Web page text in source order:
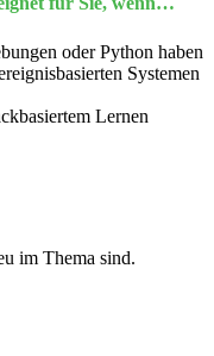
oder Python haben
Systemen
Lernen
im Thema sind.